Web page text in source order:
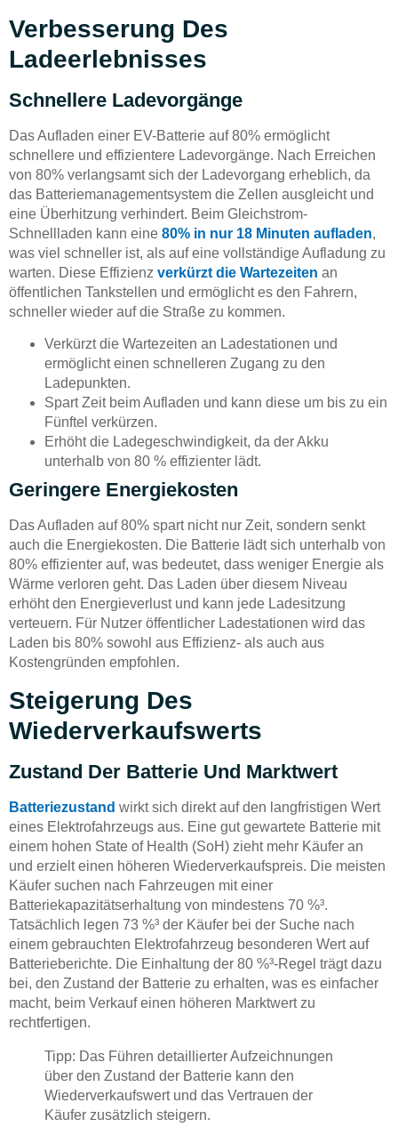
Verbesserung Des
Ladeerlebnisses
Schnellere Ladevorgänge
Das Aufladen einer EV-Batterie auf 80% ermöglicht
schnellere und effizientere Ladevorgänge. Nach Erreichen
von 80% verlangsamt sich der Ladevorgang erheblich, da
das Batteriemanagementsystem die Zellen ausgleicht und
eine Überhitzung verhindert. Beim Gleichstrom-
Schnellladen kann eine 80% in nur 18 Minuten aufladen,
was viel schneller ist, als auf eine vollständige Aufladung zu
warten. Diese Effizienz verkürzt die Wartezeiten an
öffentlichen Tankstellen und ermöglicht es den Fahrern,
schneller wieder auf die Straße zu kommen.
Verkürzt die Wartezeiten an Ladestationen und
ermöglicht einen schnelleren Zugang zu den
Ladepunkten.
Spart Zeit beim Aufladen und kann diese um bis zu ein
Fünftel verkürzen.
Erhöht die Ladegeschwindigkeit, da der Akku
unterhalb von 80 % effizienter lädt.
Geringere Energiekosten
Das Aufladen auf 80% spart nicht nur Zeit, sondern senkt
auch die Energiekosten. Die Batterie lädt sich unterhalb von
80% effizienter auf, was bedeutet, dass weniger Energie als
Wärme verloren geht. Das Laden über diesem Niveau
erhöht den Energieverlust und kann jede Ladesitzung
verteuern. Für Nutzer öffentlicher Ladestationen wird das
Laden bis 80% sowohl aus Effizienz- als auch aus
Kostengründen empfohlen.
Steigerung Des
Wiederverkaufswerts
Zustand Der Batterie Und Marktwert
Batteriezustand wirkt sich direkt auf den langfristigen Wert
eines Elektrofahrzeugs aus. Eine gut gewartete Batterie mit
einem hohen State of Health (SoH) zieht mehr Käufer an
und erzielt einen höheren Wiederverkaufspreis. Die meisten
Käufer suchen nach Fahrzeugen mit einer
Batteriekapazitätserhaltung von mindestens 70 %³.
Tatsächlich legen 73 %³ der Käufer bei der Suche nach
einem gebrauchten Elektrofahrzeug besonderen Wert auf
Batterieberichte. Die Einhaltung der 80 %³-Regel trägt dazu
bei, den Zustand der Batterie zu erhalten, was es einfacher
macht, beim Verkauf einen höheren Marktwert zu
rechtfertigen.
Tipp: Das Führen detaillierter Aufzeichnungen
über den Zustand der Batterie kann den
Wiederverkaufswert und das Vertrauen der
Käufer zusätzlich steigern.